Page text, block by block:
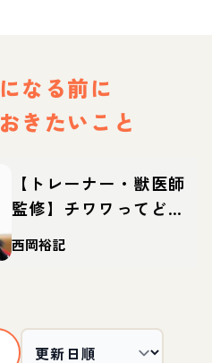
なる前に
きたいこと
【トレーナー・獣医師
監修】チワワってどん
な犬？性格・特徴・育
て方・迎え方
西岡裕記